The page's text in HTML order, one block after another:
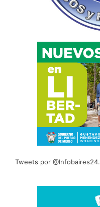
Tweets por @Infobaires24.